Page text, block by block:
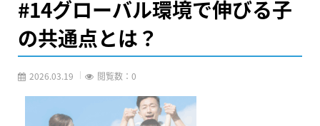
#14グローバル環境で伸びる子
の共通点とは？
2026.03.19 閲覧数：0